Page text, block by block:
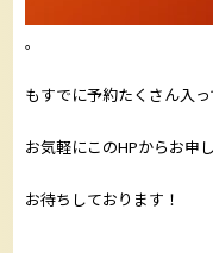
。
もすでに予約たくさん入
お気軽にこのHPからお申
お待ちしております！